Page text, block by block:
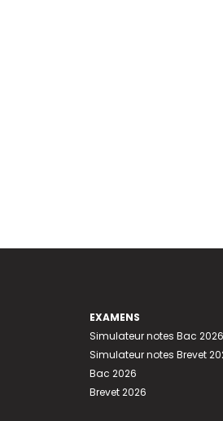
EXAMENS
Simulateur notes Bac 2026
Simulateur notes Brevet
Bac 2026
Brevet 2026